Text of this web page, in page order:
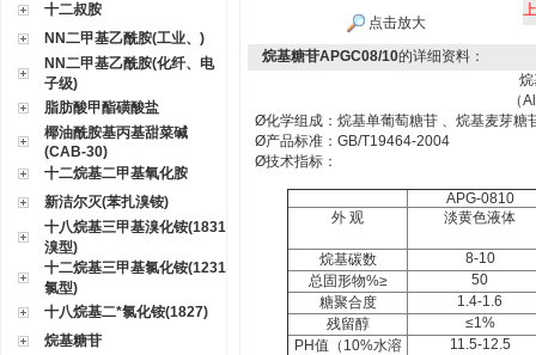
十二叔胺
NN二甲基乙酰胺(工业、)
NN二甲基乙酰胺(化纤、电
子级)
脂肪酸甲酯磺酸盐
椰油酰胺基丙基甜菜碱
(CAB-30)
十二烷基二甲基氧化胺
新洁尔灭(苯扎溴铵)
十八烷基三甲基溴化铵(1831
溴型)
十二烷基三甲基氯化铵(1231
氯型)
十八烷基二*氯化铵(1827)
烷基糖苷
点击放大
烷基糖苷APGC08/10的详细资料：
（
Ø化学组成：烷基单葡萄糖苷 、烷基麦芽糖
Ø产品标准： GB/T19464-2004
Ø技术指标：
APG-0810
外 观
淡黄色液体
烷基碳数
8-10
总固形物%≥
50
糖聚合度
1.4-1.6
残留醇
≤1%
PH值（ 10%水溶
11.5-12.5